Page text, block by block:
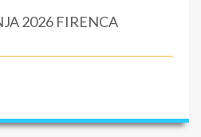
2026 FIRENCA